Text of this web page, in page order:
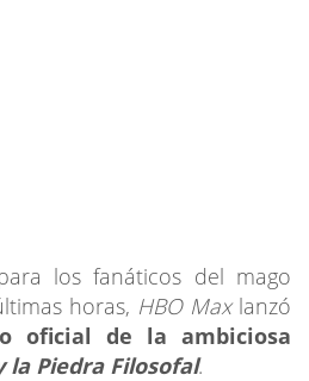
los fanáticos del mago
horas, HBO Maxlanzó
oficial de la ambiciosa
Piedra Filosofal.